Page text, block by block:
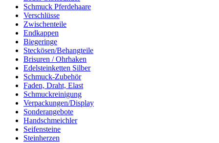
Schmuck Pferdehaare
Verschlüsse
Zwischenteile
Endkappen
Biegeringe
Steckösen/Behangteile
Brisuren / Ohrhaken
Edelsteinketten Silber
Schmuck-Zubehör
Faden, Draht, Elast
Schmuckreinigung
Verpackungen/Display
Sonderangebote
Handschmeichler
Seifensteine
Steinherzen